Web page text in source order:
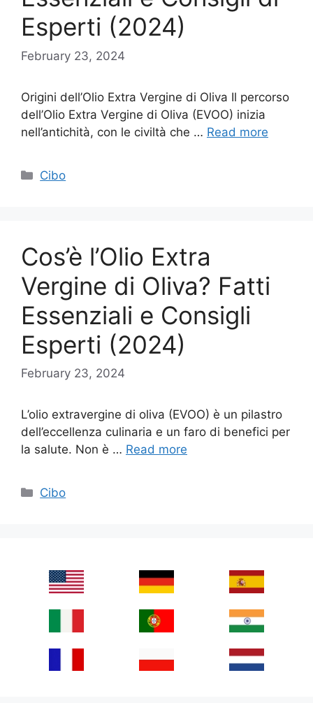
Esperti (2024)
February 23, 2024
Origini dell’Olio Extra Vergine di Oliva Il percorso
dell’Olio Extra Vergine di Oliva (EVOO) inizia
nell’antichità, con le civiltà che … Read more
Categories
Cibo
Cos’è l’Olio Extra
Vergine di Oliva? Fatti
Essenziali e Consigli
Esperti (2024)
February 23, 2024
L’olio extravergine di oliva (EVOO) è un pilastro
dell’eccellenza culinaria e un faro di benefici per
la salute. Non è … Read more
Categories
Cibo